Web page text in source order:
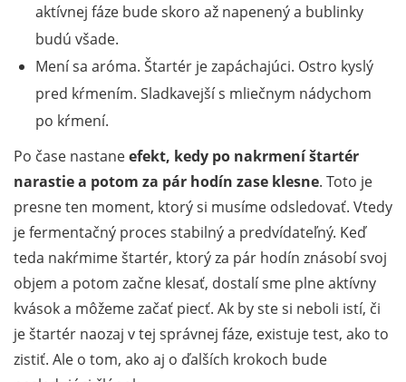
aktívnej fáze bude skoro až napenený a bublinky
budú všade.
Mení sa aróma. Štartér je zapáchajúci. Ostro kyslý
pred kŕmením. Sladkavejší s mliečnym nádychom
po kŕmení.
Po čase nastaneefekt, kedy po nakrmení štartér
narastie a potom za pár hodín zase klesne. Toto je
presne ten moment, ktorý si musíme odsledovať. Vtedy
je fermentačný proces stabilný a predvídateľný. Keď
teda nakŕmime štartér, ktorý za pár hodín znásobí svoj
objem a potom začne klesať, dostalí sme plne aktívny
kvások a môžeme začať piecť. Ak by ste si neboli istí, či
je štartér naozaj v tej správnej fáze, existuje test, ako to
zistiť. Ale o tom, ako aj o ďalších krokoch bude